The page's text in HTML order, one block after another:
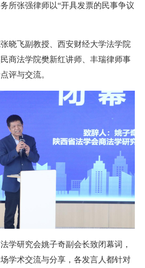
所张强律师以“开具发票的民事争议
晓飞副教授、西安财经大学法学院
民商法学院樊新红讲师、丰瑞律师事
评与交流。
学研究会姚子奇副会长致闭幕词，
学术交流与分享，各发言人都针对